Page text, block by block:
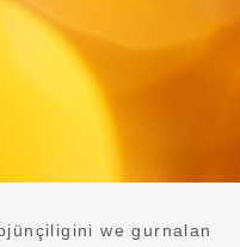
we gurnalan